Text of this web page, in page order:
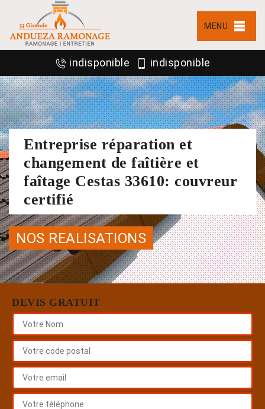
MENU
indisponible indisponible
Entreprise réparation et
changement de faîtière et
faîtage Cestas 33610: couvreur
certifié
NOS REALISATIONS
DEVIS GRATUIT